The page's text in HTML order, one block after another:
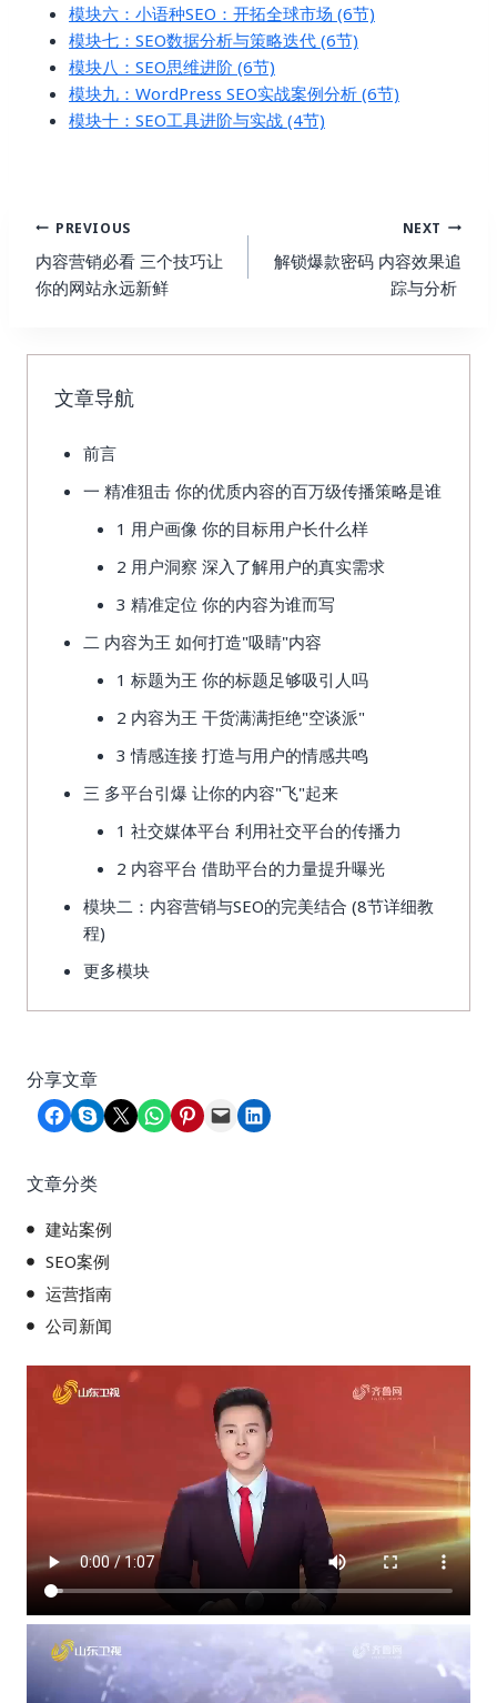
模块六：小语种SEO：开拓全球市场 (6节)
模块七：SEO数据分析与策略迭代 (6节)
模块八：SEO思维进阶 (6节)
模块九：WordPress SEO实战案例分析 (6节)
模块十：SEO工具进阶与实战 (4节)
Post
Navigation
PREVIOUS
内容营销必看 三个技巧让
你的网站永远新鲜
NEXT
解锁爆款密码 内容效果追
踪与分析
文章导航
前言
一 精准狙击 你的优质内容的百万级传播策略是谁
1 用户画像 你的目标用户长什么样
2 用户洞察 深入了解用户的真实需求
3 精准定位 你的内容为谁而写
二 内容为王 如何打造"吸睛"内容
1 标题为王 你的标题足够吸引人吗
2 内容为王 干货满满拒绝"空谈派"
3 情感连接 打造与用户的情感共鸣
三 多平台引爆 让你的内容"飞"起来
1 社交媒体平台 利用社交平台的传播力
2 内容平台 借助平台的力量提升曝光
模块二：内容营销与SEO的完美结合 (8节详细教
程)
更多模块
分享文章
Share on Facebook
Share on Skype
Share on X Share on WhatsApp
Share on Pinterest
Email this PageShare on LinkedIn
文章分类
建站案例
SEO案例
运营指南
公司新闻